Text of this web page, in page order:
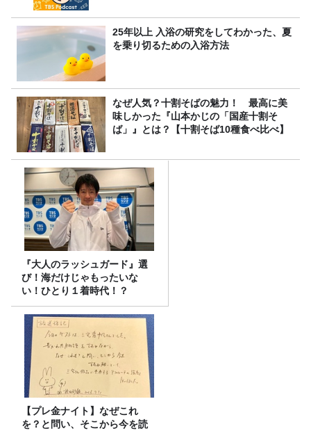
25年以上 入浴の研究をしてわかった、夏
を乗り切るための入浴方法
なぜ人気？十割そばの魅力！ 最高に美
味しかった『山本かじの「国産十割そ
ば」』とは？【十割そば10種食べ比べ】
『大人のラッシュガード』選
び！海だけじゃもったいな
い！ひとり１着時代！？
【プレ金ナイト】なぜこれ
を？と問い、そこから今を読